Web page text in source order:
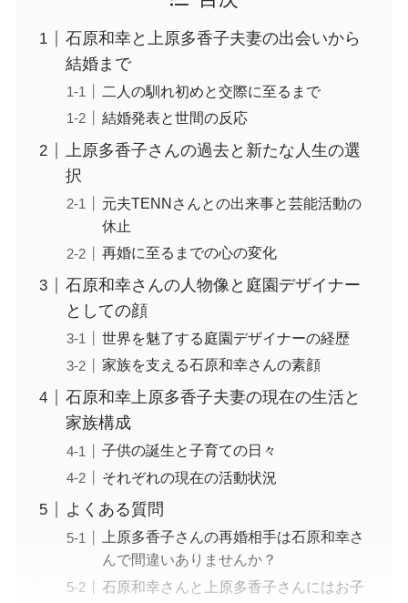
石原和幸と上原多香子夫妻の出会いから
結婚まで
二人の馴れ初めと交際に至るまで
結婚発表と世間の反応
上原多香子さんの過去と新たな人生の選
択
元夫TENNさんとの出来事と芸能活動の
休止
再婚に至るまでの心の変化
石原和幸さんの人物像と庭園デザイナー
としての顔
世界を魅了する庭園デザイナーの経歴
家族を支える石原和幸さんの素顔
石原和幸上原多香子夫妻の現在の生活と
家族構成
子供の誕生と子育ての日々
それぞれの現在の活動状況
よくある質問
上原多香子さんの再婚相手は石原和幸さ
んで間違いありませんか？
石原和幸さんと上原多香子さんにはお子